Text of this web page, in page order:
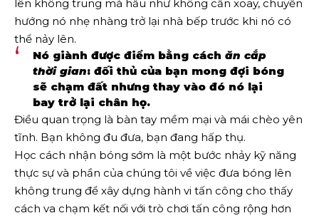
lên không trung mà hầu như không cần xoay, chuyển
hướng nó nhẹ nhàng trở lại nhà bếp trước khi nó có
thể nảy lên.
Nó giành được điểm bằng cách ăn cắp
thời gian: đối thủ của bạn mong đợi bóng
sẽ chạm đất nhưng thay vào đó nó lại
bay trở lại chân họ.
Điều quan trọng là bàn tay mềm mại và mái chèo yên
tĩnh. Bạn không đu đưa, bạn đang hấp thụ.
Học cách nhận bóng sớm là một bước nhảy kỹ năng
thực sự và phần của chúng tôi về việc đưa bóng lên
không trung để xây dựng hành vi tấn công cho thấy
cách va chạm kết nối với trò chơi tấn công rộng hơn